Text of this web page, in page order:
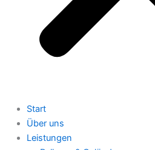
Start
Über uns
Leistungen